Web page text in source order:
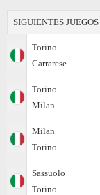
SIGUIENTES JUEGOS
Torino
Carrarese
Torino
Milan
Milan
Torino
Sassuolo
Torino